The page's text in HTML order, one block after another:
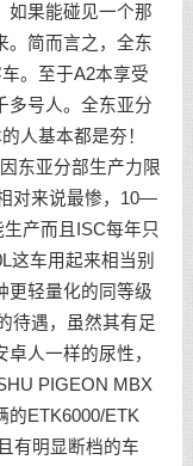
如果能碰见一个那
。简而言之，全东
。至于A2本享受
多号人。全东亚分
人基本都是夯！
东亚分部生产力限
对来说最惨，10—
产而且ISC每年只
这车用起来相当别
更轻量化的同等级
待遇，虽然其有足
人一样的尿性，
PIGEON MBX
的ETK6000/ETK
有明显断档的车